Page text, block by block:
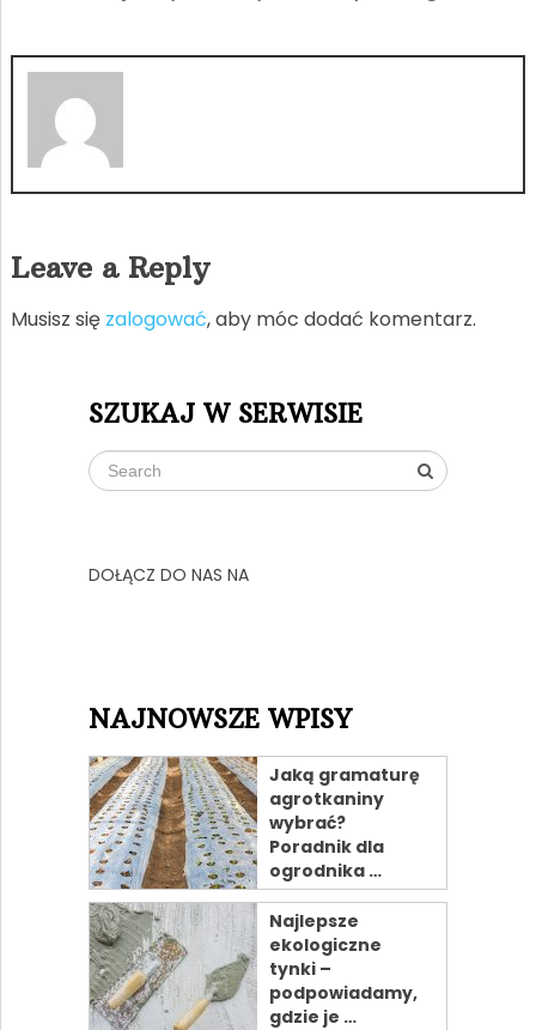
Leave a Reply
Musisz się zalogować, aby móc dodać komentarz.
SZUKAJ W SERWISIE
DOŁĄCZ DO NAS NA
NAJNOWSZE WPISY
Jaką gramaturę
agrotkaniny
wybrać?
Poradnik dla
ogrodnika …
Najlepsze
ekologiczne
tynki –
podpowiadamy,
gdzie je …